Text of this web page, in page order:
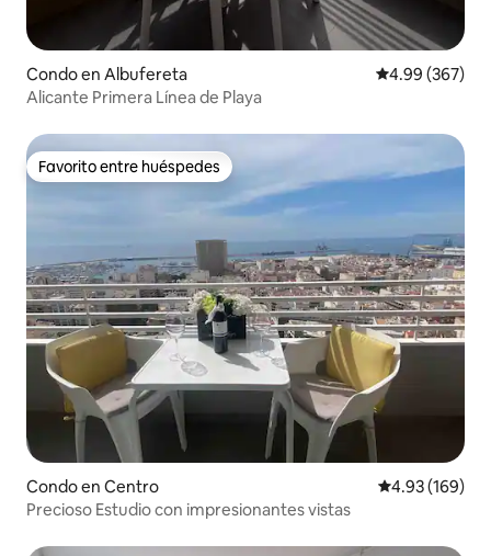
Condo en Albufereta Calificación
4.99 (367)
Alicante Primera Línea de Playa
Favorito entre huéspedes
Favorito entre huéspedes
Condo en Centro Calificación
4.93 (169)
Precioso Estudio con impresionantes vistas